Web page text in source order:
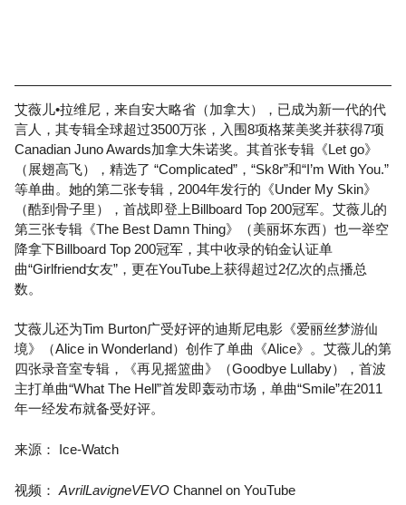
艾薇儿•拉维尼，来自安大略省（加拿大），已成为新一代的代
言人，其专辑全球超过3500万张，入围8项格莱美奖并获得7项
Canadian Juno Awards加拿大朱诺奖。其首张专辑《Let go》
（展翅高飞），精选了 “Complicated”，“Sk8r”和“I’m With You.”
等单曲。她的第二张专辑，2004年发行的《Under My Skin》
（酷到骨子里），首战即登上Billboard Top 200冠军。艾薇儿的
第三张专辑《The Best Damn Thing》（美丽坏东西）也一举空
降拿下Billboard Top 200冠军，其中收录的铂金认证单
曲“Girlfriend女友”，更在YouTube上获得超过2亿次的点播总
数。
艾薇儿还为Tim Burton广受好评的迪斯尼电影《爱丽丝梦游仙
境》（Alice in Wonderland）创作了单曲《Alice》。艾薇儿的第
四张录音室专辑，《再见摇篮曲》（Goodbye Lullaby），首波
主打单曲“What The Hell”首发即轰动市场，单曲“Smile”在2011
年一经发布就备受好评。
来源： Ice-Watch
视频： AvrilLavigneVEVO Channel on YouTube